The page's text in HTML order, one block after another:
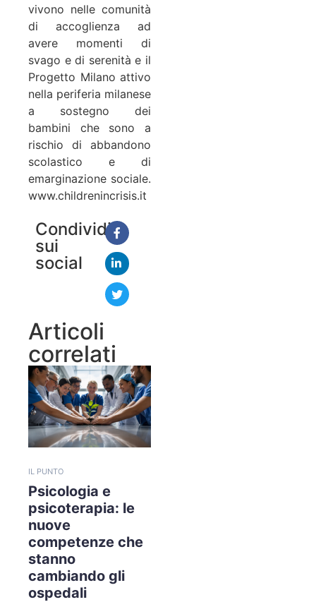
vivono nelle comunità
di accoglienza ad
avere momenti di
svago e di serenità e il
Progetto Milano attivo
nella periferia milanese
a sostegno dei
bambini che sono a
rischio di abbandono
scolastico e di
emarginazione sociale.
www.childrenincrisis.it
Condividi
sui
social
Articoli
correlati
IL PUNTO
Psicologia e
psicoterapia: le
nuove
competenze che
stanno
cambiando gli
ospedali